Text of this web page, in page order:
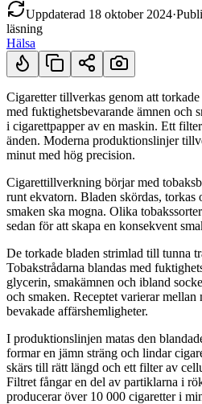
Uppdaterad 18 oktober 2024·
läsning
Hälsa
Kort svar
Cigaretter tillverkas genom att
med fuktighetsbevarande ämnen och
i cigarettpapper av en maskin. Ett
änden. Moderna produktionslinjer
minut med hög precision.
Cigarettillverkning börjar med
runt ekvatorn. Bladen skördas, torkas
smaken ska mogna. Olika
sedan för att skapa en konsekvent
De torkade bladen strimlad till tunna
Tobakstrådarna blandas med
glycerin, smakämnen och ibland
och smaken. Receptet varierar mellan
bevakade affärshemligheter.
I produktionslinjen matas den
formar en jämn sträng och lindar
skärs till rätt längd och ett filter av
Filtret fångar en del av partiklarna i
producerar över 10 000 cigaretter i